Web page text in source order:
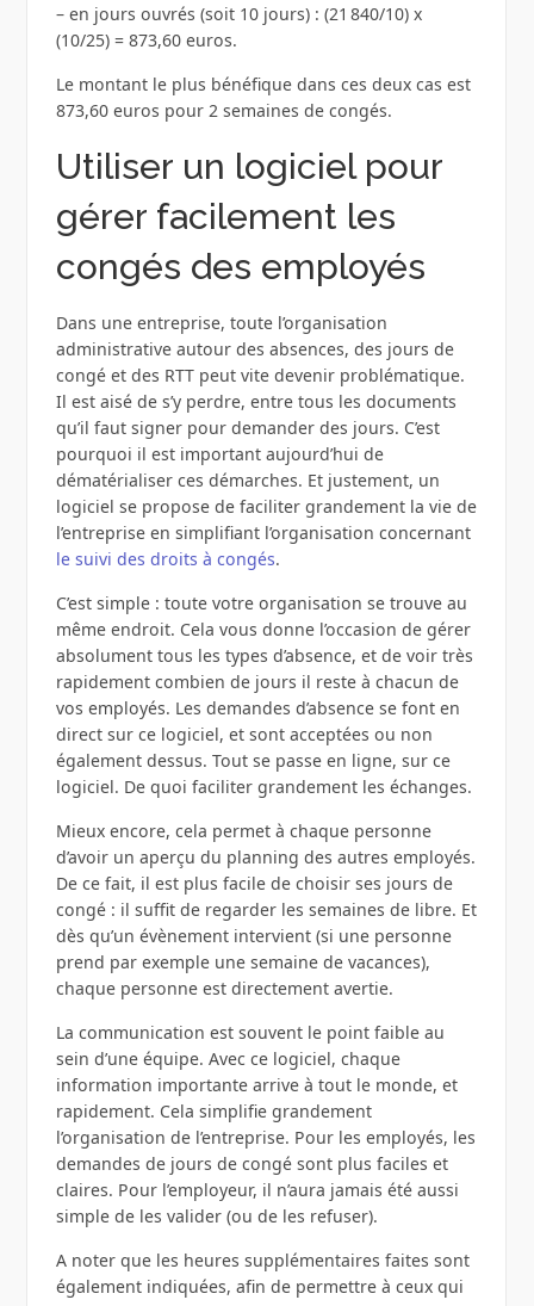
– en jours ouvrés (soit 10 jours) : (21 840/10) x
(10/25) = 873,60 euros.
Le montant le plus bénéfique dans ces deux cas est
873,60 euros pour 2 semaines de congés.
Utiliser un logiciel pour
gérer facilement les
congés des employés
Dans une entreprise, toute l’organisation
administrative autour des absences, des jours de
congé et des RTT peut vite devenir problématique.
Il est aisé de s’y perdre, entre tous les documents
qu’il faut signer pour demander des jours. C’est
pourquoi il est important aujourd’hui de
dématérialiser ces démarches. Et justement, un
logiciel se propose de faciliter grandement la vie de
l’entreprise en simplifiant l’organisation concernant
le suivi des droits à congés.
C’est simple : toute votre organisation se trouve au
même endroit. Cela vous donne l’occasion de gérer
absolument tous les types d’absence, et de voir très
rapidement combien de jours il reste à chacun de
vos employés. Les demandes d’absence se font en
direct sur ce logiciel, et sont acceptées ou non
également dessus. Tout se passe en ligne, sur ce
logiciel. De quoi faciliter grandement les échanges.
Mieux encore, cela permet à chaque personne
d’avoir un aperçu du planning des autres employés.
De ce fait, il est plus facile de choisir ses jours de
congé : il suffit de regarder les semaines de libre. Et
dès qu’un évènement intervient (si une personne
prend par exemple une semaine de vacances),
chaque personne est directement avertie.
La communication est souvent le point faible au
sein d’une équipe. Avec ce logiciel, chaque
information importante arrive à tout le monde, et
rapidement. Cela simplifie grandement
l’organisation de l’entreprise. Pour les employés, les
demandes de jours de congé sont plus faciles et
claires. Pour l’employeur, il n’aura jamais été aussi
simple de les valider (ou de les refuser).
A noter que les heures supplémentaires faites sont
également indiquées, afin de permettre à ceux qui